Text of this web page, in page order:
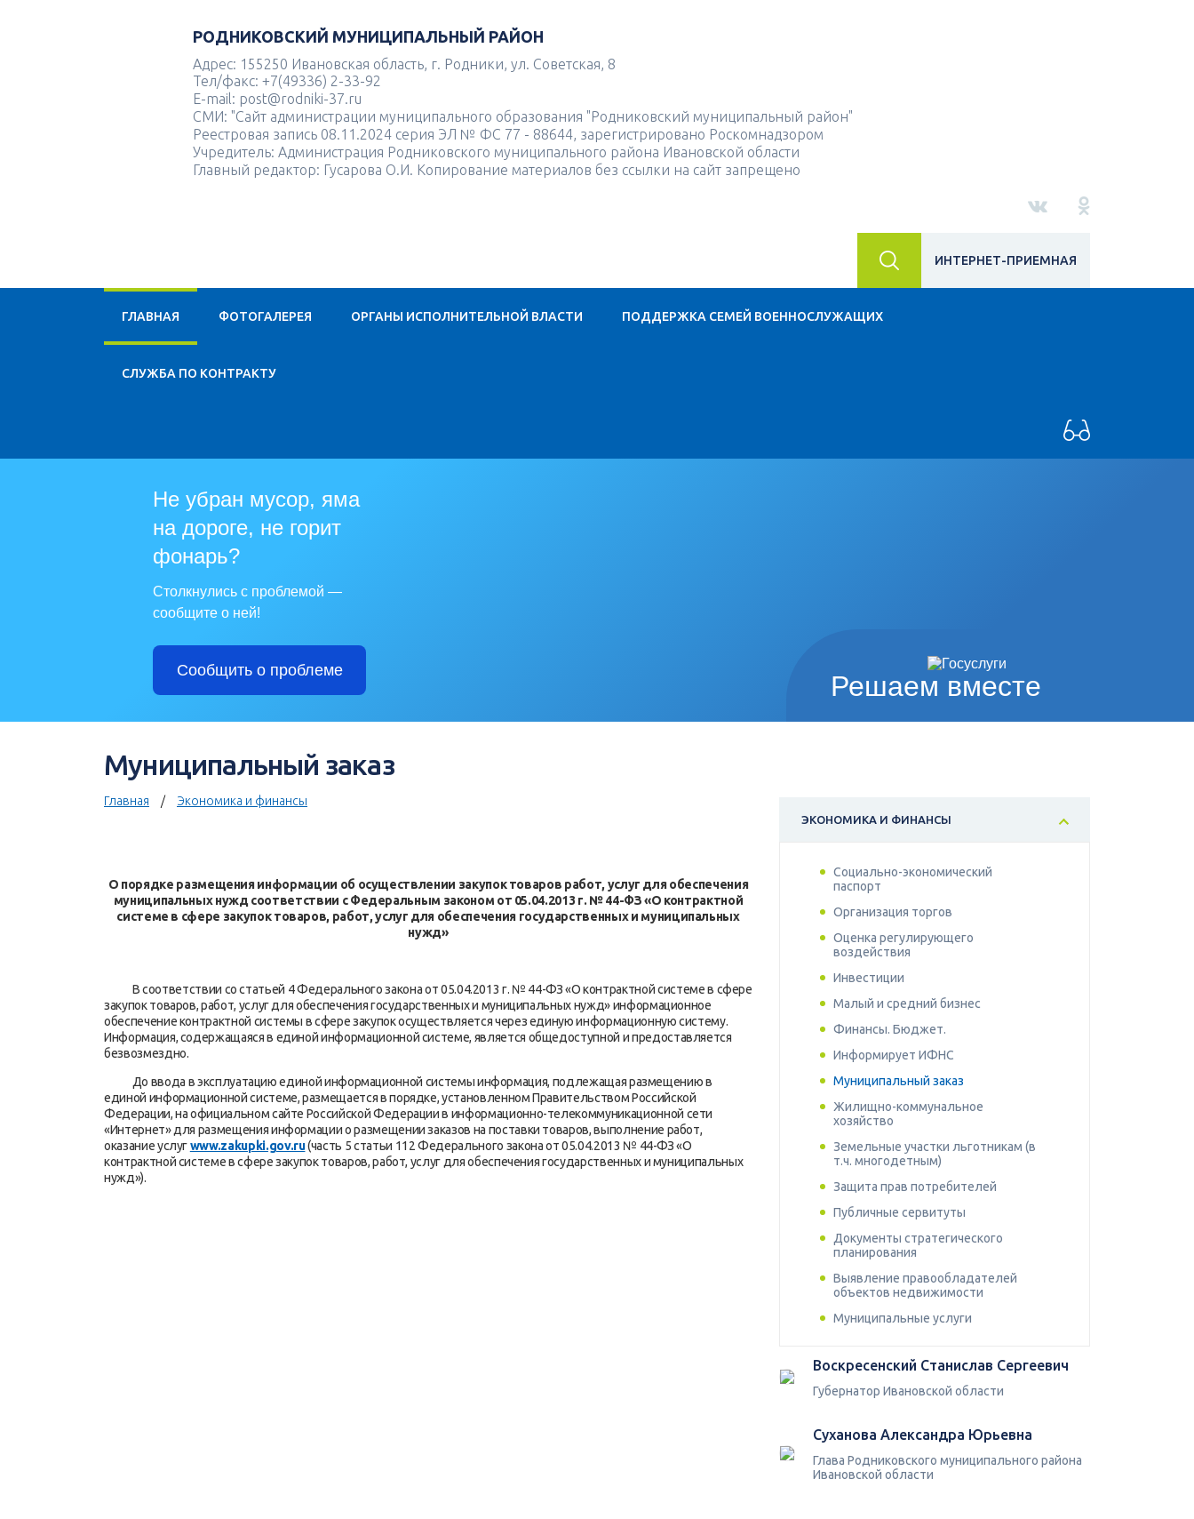
РОДНИКОВСКИЙ МУНИЦИПАЛЬНЫЙ РАЙОН
Адрес: 155250 Ивановская область, г. Родники, ул. Советская, 8
Тел/факс: +7(49336) 2-33-92
E-mail: post@rodniki-37.ru
СМИ: "Сайт администрации муниципального образования "Родниковский муниципальный район"
Реестровая запись 08.11.2024 серия ЭЛ № ФС 77 - 88644, зарегистрировано Роскомнадзором
Учредитель: Администрация Родниковского муниципального района Ивановской области
Главный редактор: Гусарова О.И. Копирование материалов без ссылки на сайт запрещено
ИНТЕРНЕТ-ПРИЕМНАЯ
ГЛАВНАЯ ФОТОГАЛЕРЕЯ ОРГАНЫ ИСПОЛНИТЕЛЬНОЙ ВЛАСТИ ПОДДЕРЖКА СЕМЕЙ ВОЕННОСЛУЖАЩИХ
CЛУЖБА ПО КОНТРАКТУ
Решаем вместе
Не убран мусор, яма
на дороге, не горит
фонарь?
Столкнулись с проблемой —
сообщите о ней!
Сообщить о проблеме
Муниципальный заказ
Главная Экономика и финансы
О порядке размещения информации об осуществлении закупок товаров работ, услуг для обеспечения
муниципальных нужд соответствии с Федеральным законом от 05.04.2013 г. № 44-ФЗ «О контрактной
системе в сфере закупок товаров, работ, услуг для обеспечения государственных и муниципальных
нужд»
В соответствии со статьей 4 Федерального закона от 05.04.2013 г. № 44-ФЗ «О контрактной системе в сфере
закупок товаров, работ, услуг для обеспечения государственных и муниципальных нужд» информационное
обеспечение контрактной системы в сфере закупок осуществляется через единую информационную систему.
Информация, содержащаяся в единой информационной системе, является общедоступной и предоставляется
безвозмездно.
До ввода в эксплуатацию единой информационной системы информация, подлежащая размещению в
единой информационной системе, размещается в порядке, установленном Правительством Российской
Федерации, на официальном сайте Российской Федерации в информационно-телекоммуникационной сети
«Интернет» для размещения информации о размещении заказов на поставки товаров, выполнение работ,
оказание услугwww.zakupki.gov.ru(часть 5 статьи 112 Федерального закона от 05.04.2013 № 44-ФЗ «О
контрактной системе в сфере закупок товаров, работ, услуг для обеспечения государственных и муниципальных
нужд»).
ЭКОНОМИКА И ФИНАНСЫ
Социально-экономический
паспорт
Организация торгов
Оценка регулирующего
воздействия
Инвестиции
Малый и средний бизнес
Финансы. Бюджет.
Информирует ИФНС
Муниципальный заказ
Жилищно-коммунальное
хозяйство
Земельные участки льготникам (в
т.ч. многодетным)
Защита прав потребителей
Публичные сервитуты
Документы стратегического
планирования
Выявление правообладателей
объектов недвижимости
Муниципальные услуги
Воскресенский Станислав Сергеевич
Губернатор Ивановской области
Суханова Александра Юрьевна
Глава Родниковского муниципального района
Ивановской области